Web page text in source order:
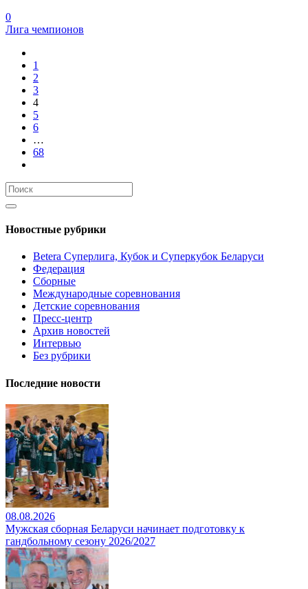
0
Лига чемпионов
1
2
3
4
5
6
…
68
Новостные рубрики
Betera Суперлига, Кубок и Суперкубок Беларуси
Федерация
Сборные
Международные соревнования
Детские соревнования
Пресс-центр
Архив новостей
Интервью
Без рубрики
Последние новости
08.08.2026
Мужская сборная Беларуси начинает подготовку к
гандбольному сезону 2026/2027